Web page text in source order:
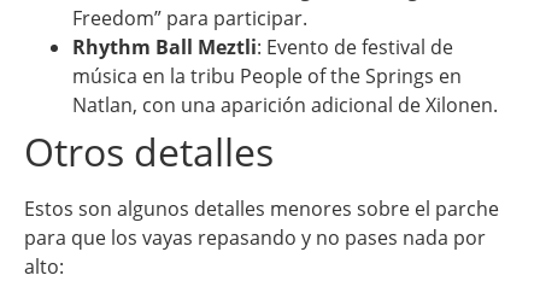
Freedom” para participar.
Rhythm Ball Meztli: Evento de festival de
música en la tribu People of the Springs en
Natlan, con una aparición adicional de Xilonen.
Otros detalles
Estos son algunos detalles menores sobre el parche
para que los vayas repasando y no pases nada por
alto: